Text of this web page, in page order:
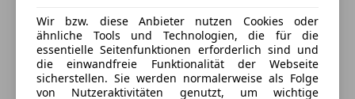
Soundsystem
USB
Volldigitales Kombiinstrument
Sicherheit
plus mit Steppung in Rotorgrau
Lederlenkrad 3 Speichen mit Multifunktion Plus und
Lenkradheizung
Abgedunkelte Scheiben hinten
Versicherung
Kfz-Versicherung
Wir bzw. diese Anbieter nutzen Cookies oder
ähnliche Tools und Technologien, die für die
essentielle Seitenfunktionen erforderlich sind und
die einwandfreie Funktionalität der Webseite
sicherstellen. Sie werden normalerweise als Folge
von Nutzeraktivitäten genutzt, um wichtige